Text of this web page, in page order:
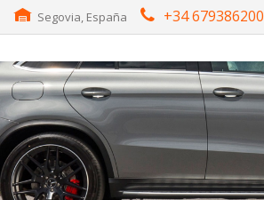
Segovia, España +34 679386200